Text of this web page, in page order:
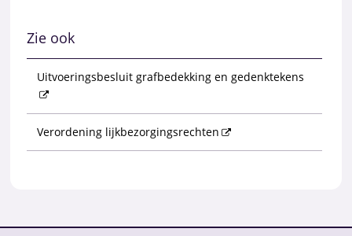
Zie ook
Uitvoeringsbesluit grafbedekking en gedenktekens
Verordening lijkbezorgingsrechten